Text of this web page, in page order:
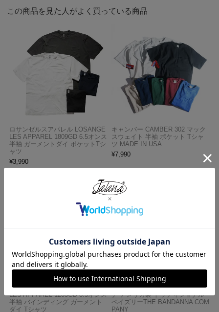
この商品を見た人がよく買っている商品
ロサンゼルスアパレル LOSANGE
LES APPAREL 1809GD 6.5オンス
半袖 ガーメントダイ ポケットTシ
ャツ
¥3,990
キャンバー CAMBER 302 マック
スウェイト 半袖 ポケット Tシャ
ツ MADE IN USA
¥7,990
ロサンゼルスアパレル LOSANGE
LES APPAREL 1203GD 8.5オンス
半袖 バインディング ガーメント
ダイ Tシャツ
ハバハンク HAV-A-HANK バンダ
ナ アメリカ製 トラディショナル
ペイズリーTHE BANDANNA COM
PANY